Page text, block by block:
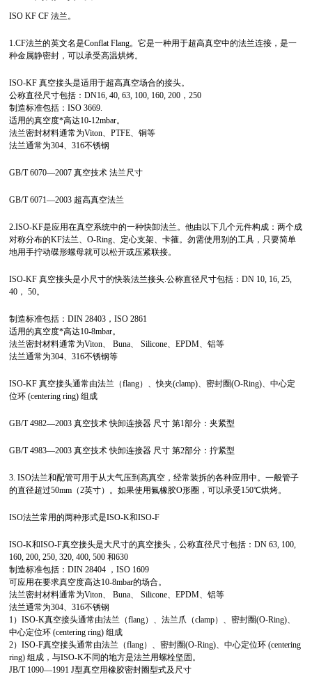
ISO KF CF 法兰。
1.CF法兰的英文名是Conflat Flang。它是一种用于超高真空中的法兰连接，是一
种金属静密封，可以承受高温烘烤。
ISO-KF 真空接头是适用于超高真空场合的接头。
公称直径尺寸包括：DN16, 40, 63, 100, 160, 200，250
制造标准包括：ISO 3669.
适用的真空度*高达10-12mbar。
法兰密封材料通常为Viton、PTFE、铜等
法兰通常为304、316不锈钢
GB/T 6070—2007 真空技术 法兰尺寸
GB/T 6071—2003 超高真空法兰
2.ISO-KF是应用在真空系统中的一种快卸法兰。他由以下几个元件构成：两个成
对称分布的KF法兰、O-Ring、定心支架、卡箍。勿需使用别的工具，只要简单
地用手拧动碟形螺母就可以松开或压紧联接。
ISO-KF 真空接头是小尺寸的快装法兰接头.公称直径尺寸包括：DN 10, 16, 25,
40， 50。
制造标准包括：DIN 28403，ISO 2861
适用的真空度*高达10-8mbar。
法兰密封材料通常为Viton、 Buna、 Silicone、EPDM、铝等
法兰通常为304、316不锈钢等
ISO-KF 真空接头通常由法兰（flang）、快夹(clamp)、密封圈(O-Ring)、中心定
位环 (centering ring) 组成
GB/T 4982—2003 真空技术 快卸连接器 尺寸 第1部分：夹紧型
GB/T 4983—2003 真空技术 快卸连接器 尺寸 第2部分：拧紧型
3. ISO法兰和配管可用于从大气压到高真空，经常装拆的各种应用中。一般管子
的直径超过50mm（2英寸）。如果使用氟橡胶O形圈，可以承受150℃烘烤。
ISO法兰常用的两种形式是ISO-K和ISO-F
ISO-K和ISO-F真空接头是大尺寸的真空接头，公称直径尺寸包括：DN 63, 100,
160, 200, 250, 320, 400, 500 和630
制造标准包括：DIN 28404 ，ISO 1609
可应用在要求真空度高达10-8mbar的场合。
法兰密封材料通常为Viton、 Buna、 Silicone、EPDM、铝等
法兰通常为304、316不锈钢
1）ISO-K真空接头通常由法兰（flang）、法兰爪（clamp）、密封圈(O-Ring)、
中心定位环 (centering ring) 组成
2）ISO-F真空接头通常由法兰（flang）、密封圈(O-Ring)、中心定位环 (centering
ring) 组成，与ISO-K不同的地方是法兰用螺栓坚固。
JB/T 1090—1991 J型真空用橡胶密封圈型式及尺寸